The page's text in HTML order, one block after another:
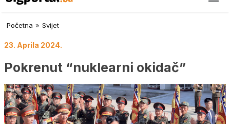
Početna » Svijet
23. Aprila 2024.
Pokrenut “nuklearni okidač”